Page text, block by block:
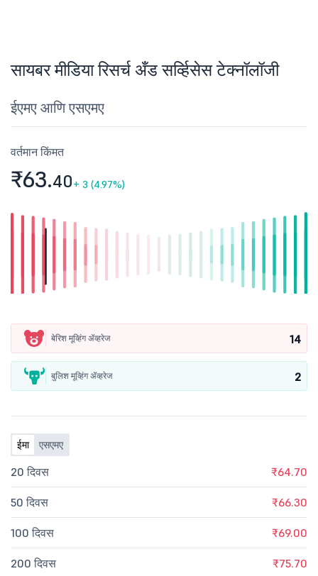
सायबर मीडिया रिसर्च अँड सर्व्हिसेस टेक्नॉलॉजी
ईएमए आणि एसएमए
वर्तमान किंमत
₹63.40+ 3 (4.97%)
बेरिश मूव्हिंग ॲव्हरेज 14
बुलिश मूव्हिंग ॲव्हरेज 2
ईमा एसएमए
20 दिवस ₹64.70
50 दिवस ₹66.30
100 दिवस ₹69.00
200 दिवस ₹75.70